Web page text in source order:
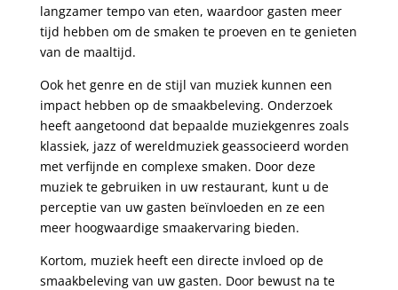
langzamer tempo van eten, waardoor gasten meer
tijd hebben om de smaken te proeven en te genieten
van de maaltijd.
Ook het genre en de stijl van muziek kunnen een
impact hebben op de smaakbeleving. Onderzoek
heeft aangetoond dat bepaalde muziekgenres zoals
klassiek, jazz of wereldmuziek geassocieerd worden
met verfijnde en complexe smaken. Door deze
muziek te gebruiken in uw restaurant, kunt u de
perceptie van uw gasten beïnvloeden en ze een
meer hoogwaardige smaakervaring bieden.
Kortom, muziek heeft een directe invloed op de
smaakbeleving van uw gasten. Door bewust na te